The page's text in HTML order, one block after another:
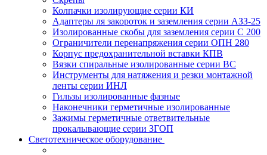
Колпачки изолирующие серии КИ
Адаптеры ля закороток и заземления серии АЗЗ-25
Изолированные скобы для заземления серии С 200
Ограничители перенапряжения серии ОПН 280
Корпус предохранительной вставки КПВ
Вязки спиральные изолированные серии ВС
Инструменты для натяжения и резки монтажной
ленты серии ИНЛ
Гильзы изолированные фазные
Наконечники герметичные изолированные
Зажимы герметичные ответвительные
прокалывающие серии ЗГОП
Светотехническое оборудование